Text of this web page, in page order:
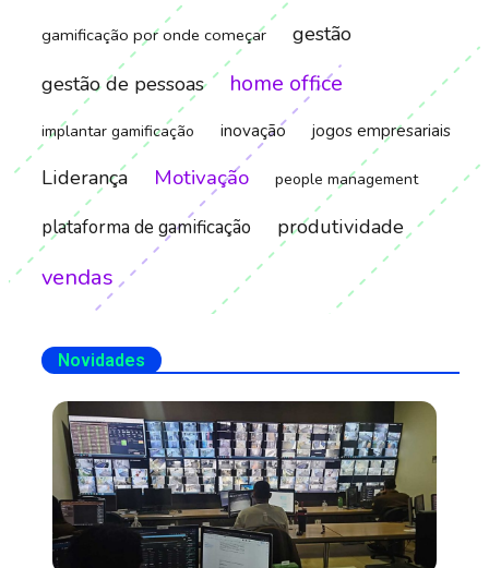
gamificação por onde começar
gestão
gestão de pessoas
home office
implantar gamificação inovação jogos empresariais
Liderança Motivação people management
plataforma de gamificação produtividade
vendas
Novidades